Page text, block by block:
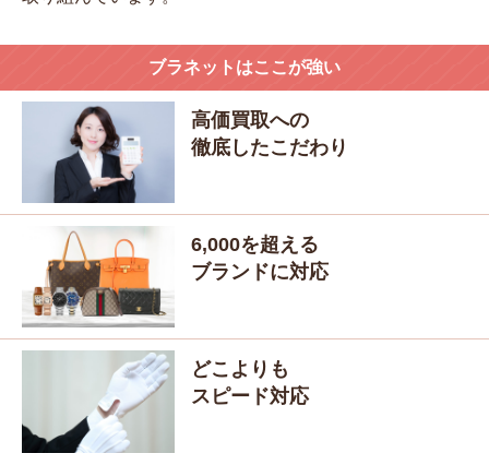
ブラネットはここが強い
高価買取への
徹底したこだわり
6,000を超える
ブランドに対応
どこよりも
スピード対応